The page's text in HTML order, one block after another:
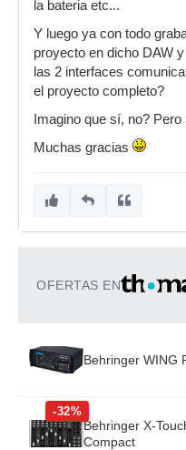
la bateria etc...
Y luego ya con todo
proyecto en dicho DAW
las 2 interfaces
el proyecto completo?
Imagino que sí, no?
Muchas gracias
OFERTAS EN
Behringer WING
-32%
Behringer X-
Compact